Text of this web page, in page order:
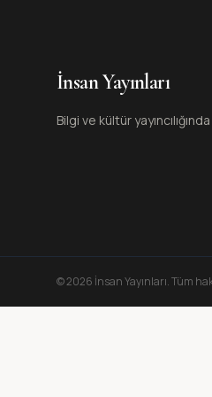
İnsan Yayınları
Bilgi ve kültür
©2026 İnsan Yayınları. Tüm